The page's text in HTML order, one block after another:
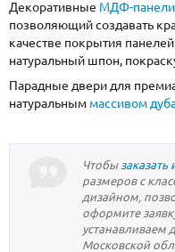
Декоративные МДФ-панели
позволяющий создавать
качестве покрытия
натуральный шпон,
Парадные двери для
натуральным массивом
Чтобы заказать
размеров с
дизайном,
оформите
устанавливаем
Московской